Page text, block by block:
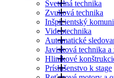
Svetelná technika
Zvuková technika
Inšpicientský
Videotechnika
Automatické
Javisková technika a
Hliníkové
Príslušenstvo k stage